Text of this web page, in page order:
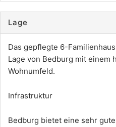
Lage
Das gepflegte 6-
Lage von Bedburg mit einem
Wohnumfeld.
Infrastruktur
Bedburg bietet eine sehr